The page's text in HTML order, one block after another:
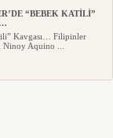
“BEBEK KATİLİ”
Kavgası… Filipinler
Aquino ...
THY’NİN